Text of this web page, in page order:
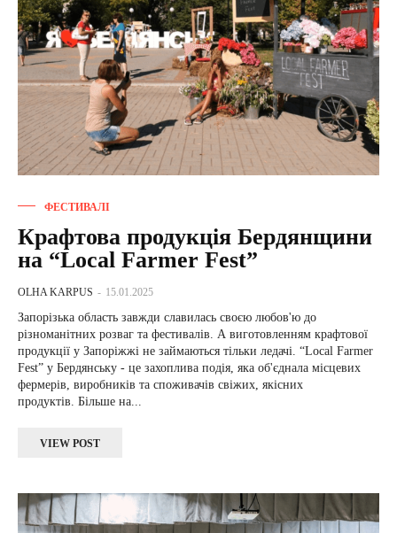
ФЕСТИВАЛІ
Крафтова продукція Бердянщини
на “Local Farmer Fest”
OLHA KARPUS - 15.01.2025
Запорізька область завжди славилась своєю любов'ю до
різноманітних розваг та фестивалів. А виготовленням крафтової
продукції у Запоріжжі не займаються тільки ледачі. “Local Farmer
Fest” у Бердянську - це захоплива подія, яка об'єднала місцевих
фермерів, виробників та споживачів свіжих, якісних
продуктів. Більше на...
VIEW POST